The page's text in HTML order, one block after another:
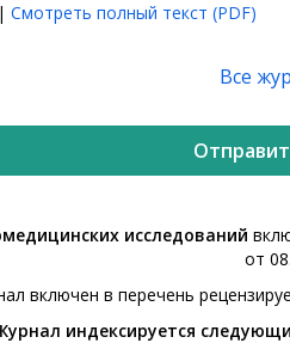
| Смотреть полный текст (PDF)
Все
исследований
от
включен в перечень
индексируется